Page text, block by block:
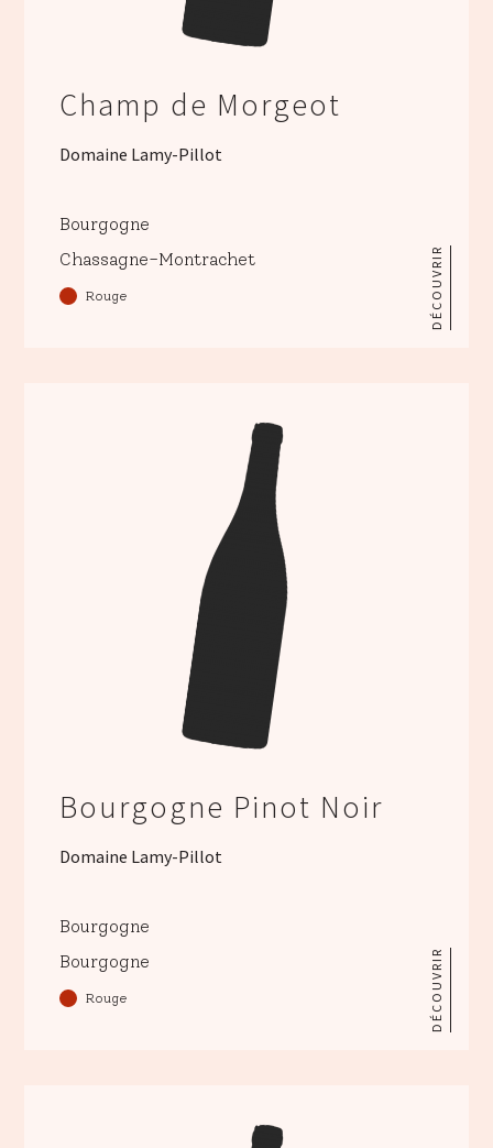
Champ de Morgeot
Domaine Lamy-Pillot
Bourgogne
Chassagne-Montrachet
Rouge DÉCOUVRIR
Bourgogne Pinot Noir
Domaine Lamy-Pillot
Bourgogne
Bourgogne
Rouge DÉCOUVRIR